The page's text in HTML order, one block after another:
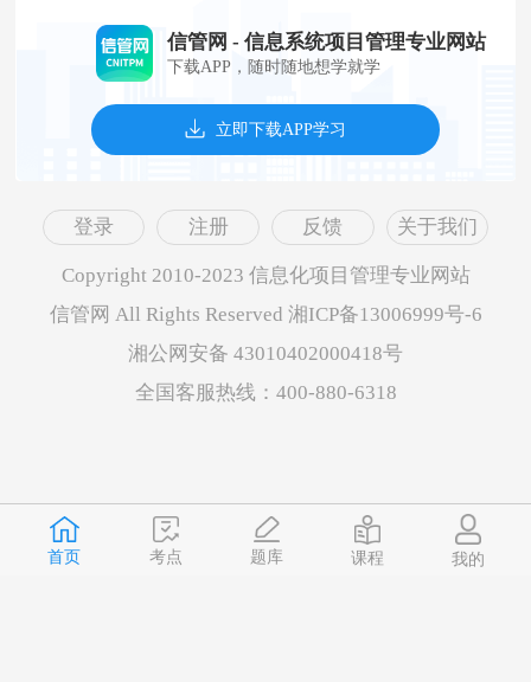
首页 考点 题库 课程 我的
信管网 - 信息系统项目管理专业网站
下载APP，随时随地想学就学
立即下载APP学习
登录 注册 反馈 关于我们
Copyright 2010-2023 信息化项目管理专业网站
信管网 All Rights Reserved 湘ICP备13006999号-6
湘公网安备 43010402000418号
全国客服热线：400-880-6318